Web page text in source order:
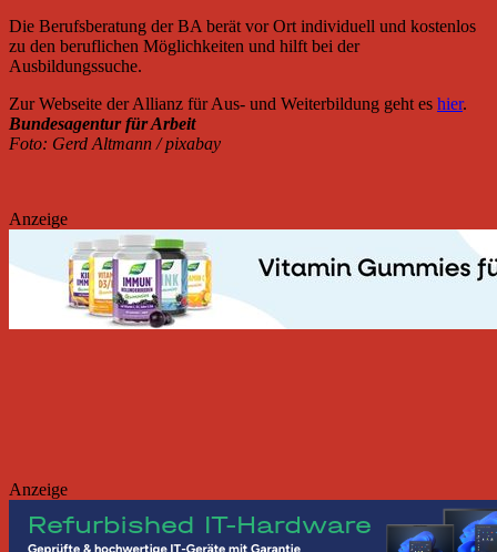
Die Berufsberatung der BA berät vor Ort individuell und kostenlos
zu den beruflichen Möglichkeiten und hilft bei der
Ausbildungssuche.
Zur Webseite der Allianz für Aus- und Weiterbildung geht es hier.
Bundesagentur für Arbeit
Foto: Gerd Altmann / pixabay
Anzeige
Anzeige